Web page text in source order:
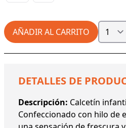
AÑADIR AL CARRITO
DETALLES DE
Descripción: Calcetín
Confeccionado con hilo de